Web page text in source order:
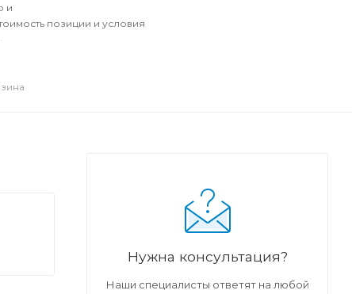
и
позиции и условия
Нужна консультация?
Наши специалисты ответят на любой